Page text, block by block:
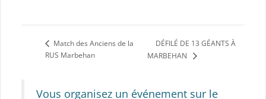
Match des Anciens de la
RUS Marbehan
DÉFILÉ DE 13 GÉANTS À
MARBEHAN
Vous organisez un événement sur le